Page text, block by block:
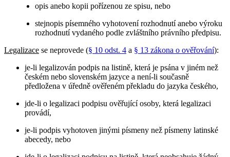
opis anebo kopii pořízenou ze spisu, nebo
stejnopis písemného vyhotovení rozhodnutí anebo výroku
rozhodnutí vydaného podle zvláštního právního předpisu.
Legalizace se neprovede (§ 10 odst. 4 a § 13 zákona o ověřování):
je-li legalizován podpis na listině, která je psána v jiném než
českém nebo slovenském jazyce a není-li současně
předložena v úředně ověřeném překladu do jazyka českého,
jde-li o legalizaci podpisu ověřující osoby, která legalizaci
provádí,
je-li podpis vyhotoven jinými písmeny než písmeny latinské
abecedy, nebo